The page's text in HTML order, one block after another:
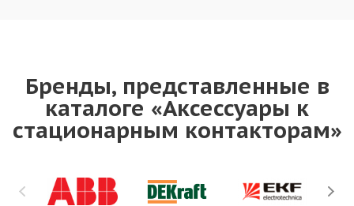
Бренды, представленные в
каталоге «Аксессуары к
стационарным контакторам»